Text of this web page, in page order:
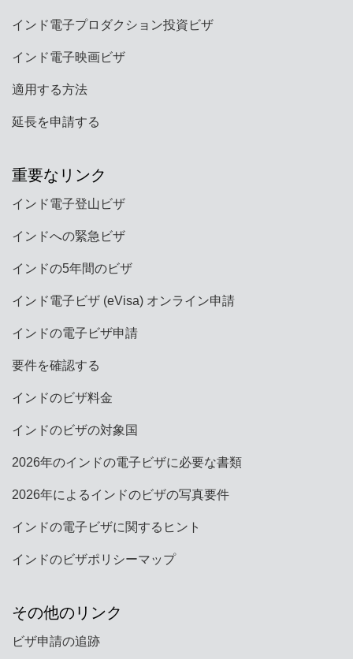
インド電子プロダクション投資ビザ
インド電子映画ビザ
適用する方法
延長を申請する
重要なリンク
インド電子登山ビザ
インドへの緊急ビザ
インドの5年間のビザ
インド電子ビザ (eVisa) オンライン申請
インドの電子ビザ申請
要件を確認する
インドのビザ料金
インドのビザの対象国
2026年のインドの電子ビザに必要な書類
2026年によるインドのビザの写真要件
インドの電子ビザに関するヒント
インドのビザポリシーマップ
その他のリンク
ビザ申請の追跡